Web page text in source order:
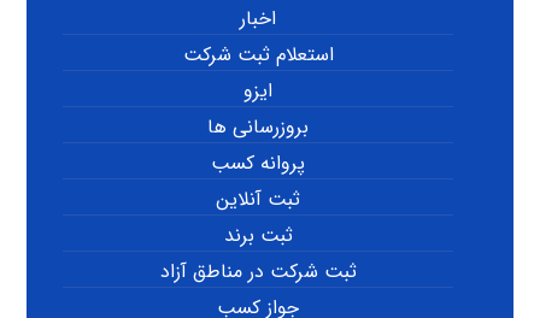
اخبار
استعلام ثبت شرکت
ایزو
بروزرسانی ها
پروانه کسب
ثبت آنلاین
ثبت برند
ثبت شرکت در مناطق آزاد
جواز کسب